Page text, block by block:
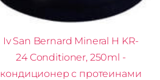
Iv San Bernard Mineral H KR-
24 Conditioner, 250ml -
кондиционер с протеинами